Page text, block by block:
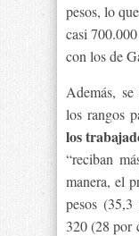
pesos, lo
casi
con los de
Además,
los rangos
los
“reciban
manera, el
pesos
320 (28 por